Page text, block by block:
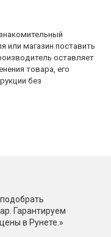
или магазин поставить
оставляет
товара, его
без
Гарантируем
в Рунете.»